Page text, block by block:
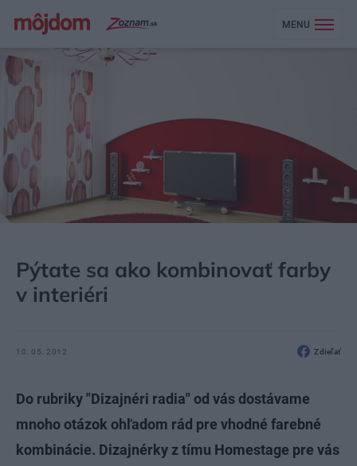
MENU
Pýtate sa ako kombinovať farby
v interiéri
10. 05. 2012 Zdieľať
Do rubriky "Dizajnéri radia" od vás dostávame
mnoho otázok ohľadom rád pre vhodné farebné
kombinácie. Dizajnérky z tímu Homestage pre vás